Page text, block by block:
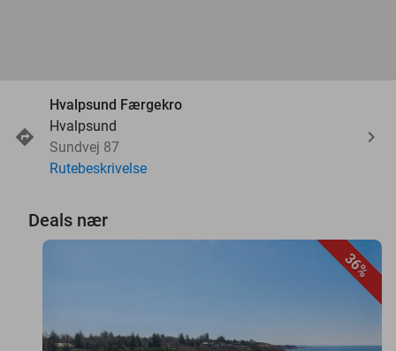
Hvalpsund Færgekro
Hvalpsund
Sundvej 87
Rutebeskrivelse
Deals nær
36%